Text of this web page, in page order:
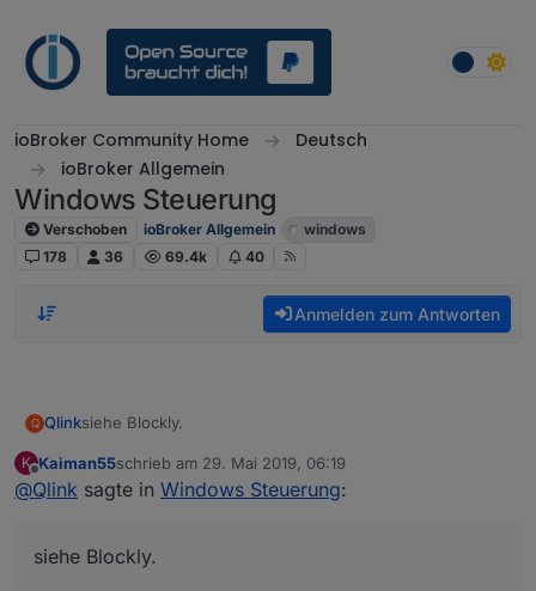
ioBroker Community Home
Deutsch
ioBroker Allgemein
Windows Steuerung
Verschoben ioBroker Allgemein
windows
178
36 69.4k 40
Anmelden zum Antworten
Q Qlinksiehe Blockly.
Ich wecke das Display meines Win10 Rechners auf, wenn
eine Bewegung erkannt wird.
und Display einschalten
Ich wäre aber wie gesagt dankbar, falls es einen weniger
K
Offline
Kaiman55schrieb am 29. Mai 2019, 06:19
zuletzt editiert von
@Qlink sagte in Windows Steuerung:
siehe Blockly.